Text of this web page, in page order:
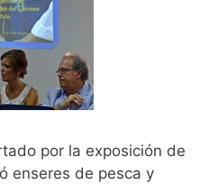
por la exposición de
enseres de pesca y